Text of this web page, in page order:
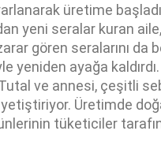
üretime
yeni seralar kuran
zarar gören seralarını da
yeniden ayağa
ve annesi, çeşitli
Üretimde
tüketiciler